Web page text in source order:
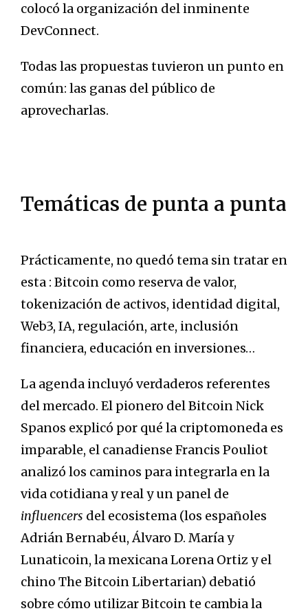
colocó la organización del inminente
DevConnect.
Todas las propuestas tuvieron un punto en
común: las ganas del público de
aprovecharlas.
Temáticas de punta a punta
Prácticamente, no quedó tema sin tratar en
esta : Bitcoin como reserva de valor,
tokenización de activos, identidad digital,
Web3, IA, regulación, arte, inclusión
financiera, educación en inversiones…
La agenda incluyó verdaderos referentes
del mercado. El pionero del Bitcoin Nick
Spanos explicó por qué la criptomoneda es
imparable, el canadiense Francis Pouliot
analizó los caminos para integrarla en la
vida cotidiana y real y un panel de
influencers del ecosistema (los españoles
Adrián Bernabéu, Álvaro D. María y
Lunaticoin, la mexicana Lorena Ortiz y el
chino The Bitcoin Libertarian) debatió
sobre cómo utilizar Bitcoin te cambia la